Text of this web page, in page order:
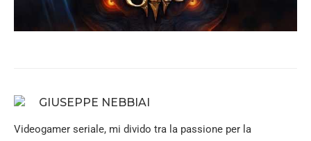
GIUSEPPE NEBBIAI
Videogamer seriale, mi divido tra la passione per la